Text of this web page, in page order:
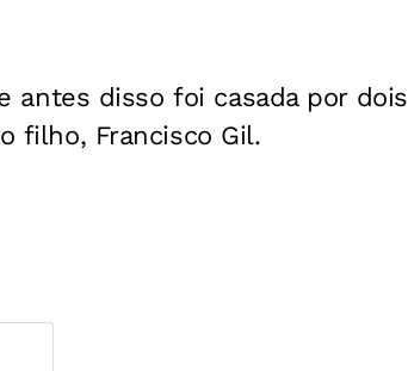
antes disso foi casada por dois
filho, Francisco Gil.